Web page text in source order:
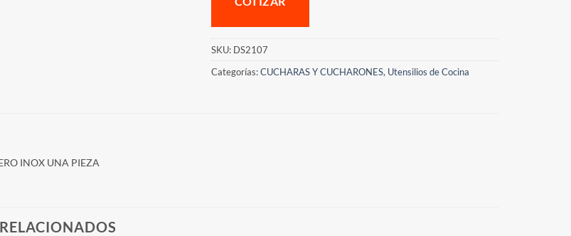
SKU: DS2107
Categorías:CUCHARAS Y CUCHARONES, Utensilios de Cocina
INOX UNA PIEZA